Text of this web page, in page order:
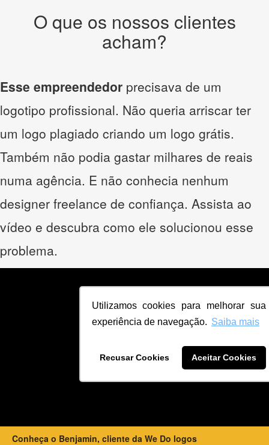
Utilizamos cookies para melhorar sua
experiência de navegação. Saiba mais
Recusar Cookies Aceitar Cookies
O que os nossos clientes
acham?
Esse empreendedor precisava de um
logotipo profissional. Não queria arriscar ter
um logo plagiado criando um logo grátis.
Também não podia gastar milhares de reais
numa agência. E não conhecia nenhum
designer freelance de confiança. Assista ao
vídeo e descubra como ele solucionou esse
problema.
Conheça o Benjamin, cliente da We Do logos